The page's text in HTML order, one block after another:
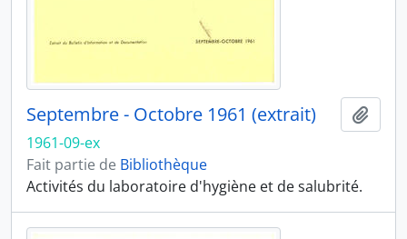
Septembre - Octobre 1961 (extrait)
1961-09-ex
Fait partie de Bibliothèque
Activités du laboratoire d'hygiène et de salubrité.